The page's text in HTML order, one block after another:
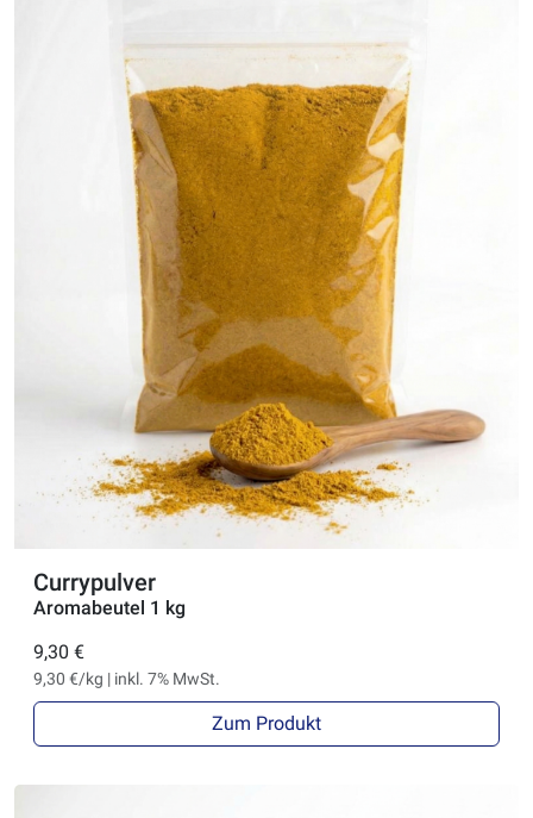
Currypulver
Aromabeutel 1 kg
9,30 €
9,30 €/kg | inkl. 7% MwSt.
Zum Produkt